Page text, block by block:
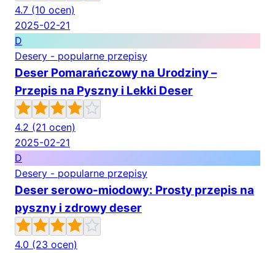
4.7 (10 ocen)
2025-02-21
D
Desery - popularne przepisy
Deser Pomarańczowy na Urodziny –
Przepis na Pyszny i Lekki Deser
4.2 (21 ocen)
2025-02-21
D
Desery - popularne przepisy
Deser serowo-miodowy: Prosty przepis na
pyszny i zdrowy deser
4.0 (23 ocen)